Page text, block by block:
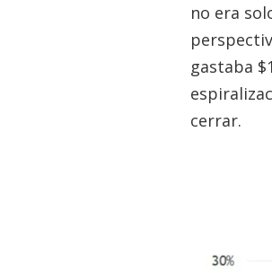
no era
gastaba
cerrar.